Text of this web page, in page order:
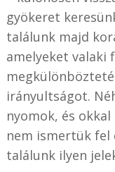
gyökeret
találunk majd
amelyeket valaki
irányultságot.
nyomok, és
nem ismertük fel
találunk ilyen